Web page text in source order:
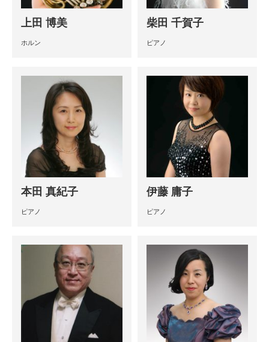
上田 博美
ホルン
柴田 千賀子
ピアノ
本田 真紀子
ピアノ
伊藤 庸子
ピアノ